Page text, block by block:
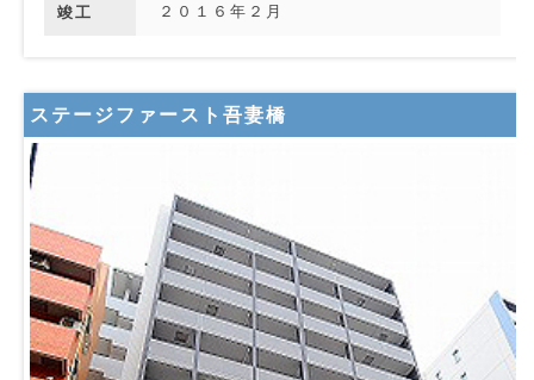
竣工 ２０１６年２月
ステージファースト吾妻橋